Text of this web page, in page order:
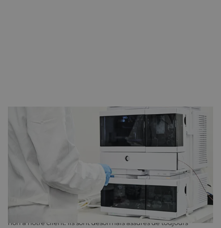
COLLABORATION AVEC LE FOURNISSEUR
Afin d’obtenir une précision élevée et un fonctionnement sans
problème, Eltrex Motion a fait appel àThomson, le fabricant
des vis. "Les vis standard ne sont pas conçues pour une pression
aussi extrême." Les vis à deux ou trois circuits s’usent alors trop
rapidement. "Pour trouver la bonne solution, nous sommes
allés chez Thomson, le fabricant, avec un banc de mesure dans
notre valise. Pour eux, il est alors apparu immédiatement
quelles parties de la vis qu’ils produisent étaient adaptées ou
non à notre client. Ils sont désormais assurés de toujours